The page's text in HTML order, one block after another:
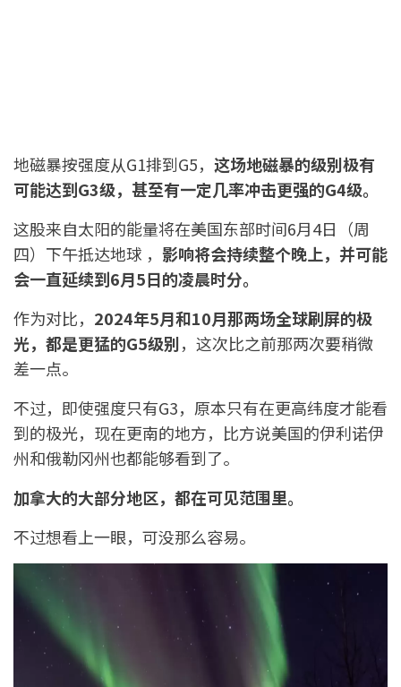
地磁暴按强度从G1排到G5， 这场地磁暴的级别极有
可能达到G3级，甚至有一定几率冲击更强的G4级。
这股来自太阳的能量将在美国东部时间6月4日（周
四）下午抵达地球 ， 影响将会持续整个晚上，并可能
会一直延续到6月5日的凌晨时分。
作为对比， 2024年5月和10月那两场全球刷屏的极
光，都是更猛的G5级别，这次比之前那两次要稍微
差一点。
不过，即使强度只有G3，原本只有在更高纬度才能看
到的极光，现在更南的地方，比方说美国的伊利诺伊
州和俄勒冈州也都能够看到了。
加拿大的大部分地区，都在可见范围里。
不过想看上一眼，可没那么容易。